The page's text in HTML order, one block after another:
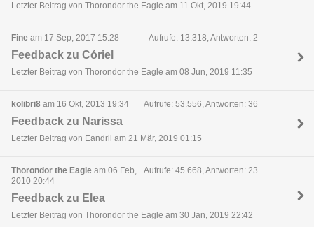
Letzter Beitrag von Thorondor the Eagle am 11 Okt, 2019 19:44
Fine am 17 Sep, 2017 15:28 Aufrufe: 13.318, Antworten: 2
Feedback zu Córiel
Letzter Beitrag von Thorondor the Eagle am 08 Jun, 2019 11:35
kolibri8 am 16 Okt, 2013 19:34 Aufrufe: 53.556, Antworten: 36
Feedback zu Narissa
Letzter Beitrag von Eandril am 21 Mär, 2019 01:15
Thorondor the Eagle am 06 Feb,
2010 20:44
Aufrufe: 45.668, Antworten: 23
Feedback zu Elea
Letzter Beitrag von Thorondor the Eagle am 30 Jan, 2019 22:42